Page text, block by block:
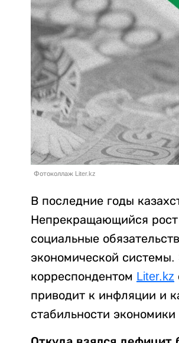
Фотоколлаж Liter.kz
В последние годы
Непрекращающийся
социальные
экономической
корреспондентом Liter.kz
приводит к инфляции и
стабильности экономики